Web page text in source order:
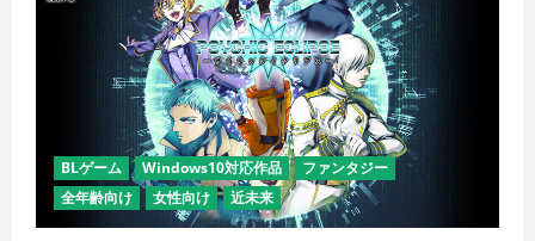
ス
タ
ー
ズ
Season01【全
年
齢
向
け】
の
詳
細
を
ご
BLゲーム Windows10対応作品
ファンタジー
全年齢向け
女性向け 近未来